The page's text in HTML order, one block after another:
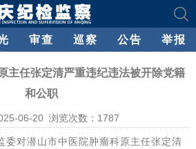
审查 巡察 公告 举报
主任张定清严重违纪违法被开除党籍
和公职
06-20 浏览次数： 1787
委对潜山市中医院肿瘤科原主任张定清